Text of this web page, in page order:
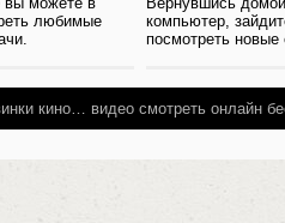
любимые
компьютер,
посмотреть
кино… видео смотреть онлайн